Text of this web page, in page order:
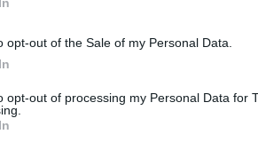
opt-out of the Sale of my Personal Data.
opt-out of processing my Personal Data for
Άρθρα